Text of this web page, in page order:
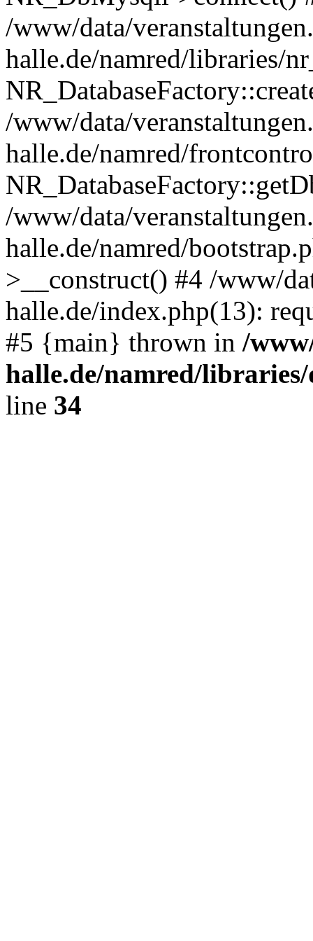
/www/data/
halle.de/namred/libraries/
/www/data/
halle.de/namred/
/www/data/
halle.de/namred/
>__construct() #4 /www/
halle.de/index.php(13):
#5 {main} thrown in /
halle.de/namred/
line 34